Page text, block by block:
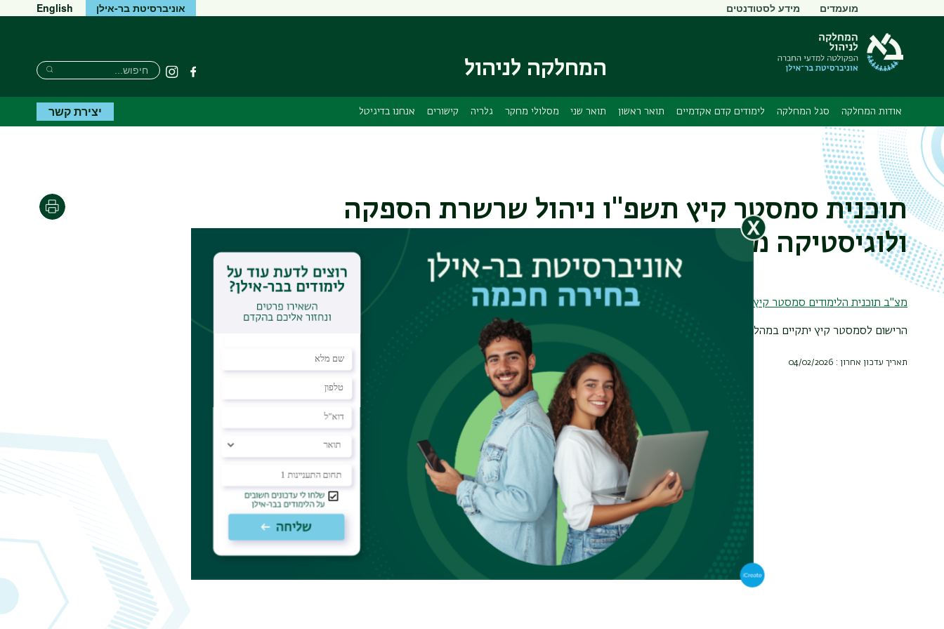
ראשי
תפריט
משני
מועמדים מידע לסטודנטים אוניברסיטת בר-אילן English
המחלקה לניהול פייסבוקInstagram
חיפוש
Search
Search
אודות המחלקה סגל המחלקה לימודים קדם אקדמיים תואר ראשון תואר שני מסלולי מחקר גלריה קישורים אנחנו בדיגיטל יצירת קשר
תוכנית סמסטר קיץ תשפ"ו ניהול שרשרת הספקה
ולוגיסטיקה מנהלים- ייתכנו שינויים
הדפסה
מצ"ב תוכנית הלימודים סמסטר קיץ תשפ"ו
הרישום לסמסטר קיץ יתקיים במהלך חודש יוני 2026, יישלחו הנחיות.
תאריך עדכון אחרון : 04/02/2026